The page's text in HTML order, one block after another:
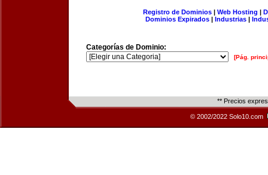
Registro de Dominios| Web Hosting |
Dominios Expirados | Industrias |
Categorías de Dominio:
[Pág.
** Precios
© 2002/2022 Solo10.com